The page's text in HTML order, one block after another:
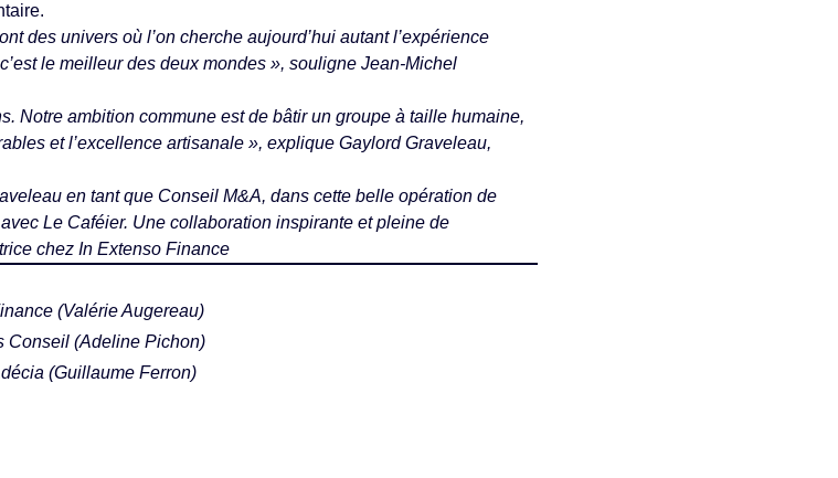
des univers où l’on cherche aujourd’hui autant l’expérience
c’est le meilleur des deux mondes », souligne Jean-Michel
Notre ambition commune est de bâtir un groupe à taille humaine,
et l’excellence artisanale », explique Gaylord Graveleau,
en tant que Conseil M&A, dans cette belle opération de
Le Caféier. Une collaboration inspirante et pleine de
chez In Extenso Finance
(Valérie Augereau)
Conseil (Adeline Pichon)
(Guillaume Ferron)